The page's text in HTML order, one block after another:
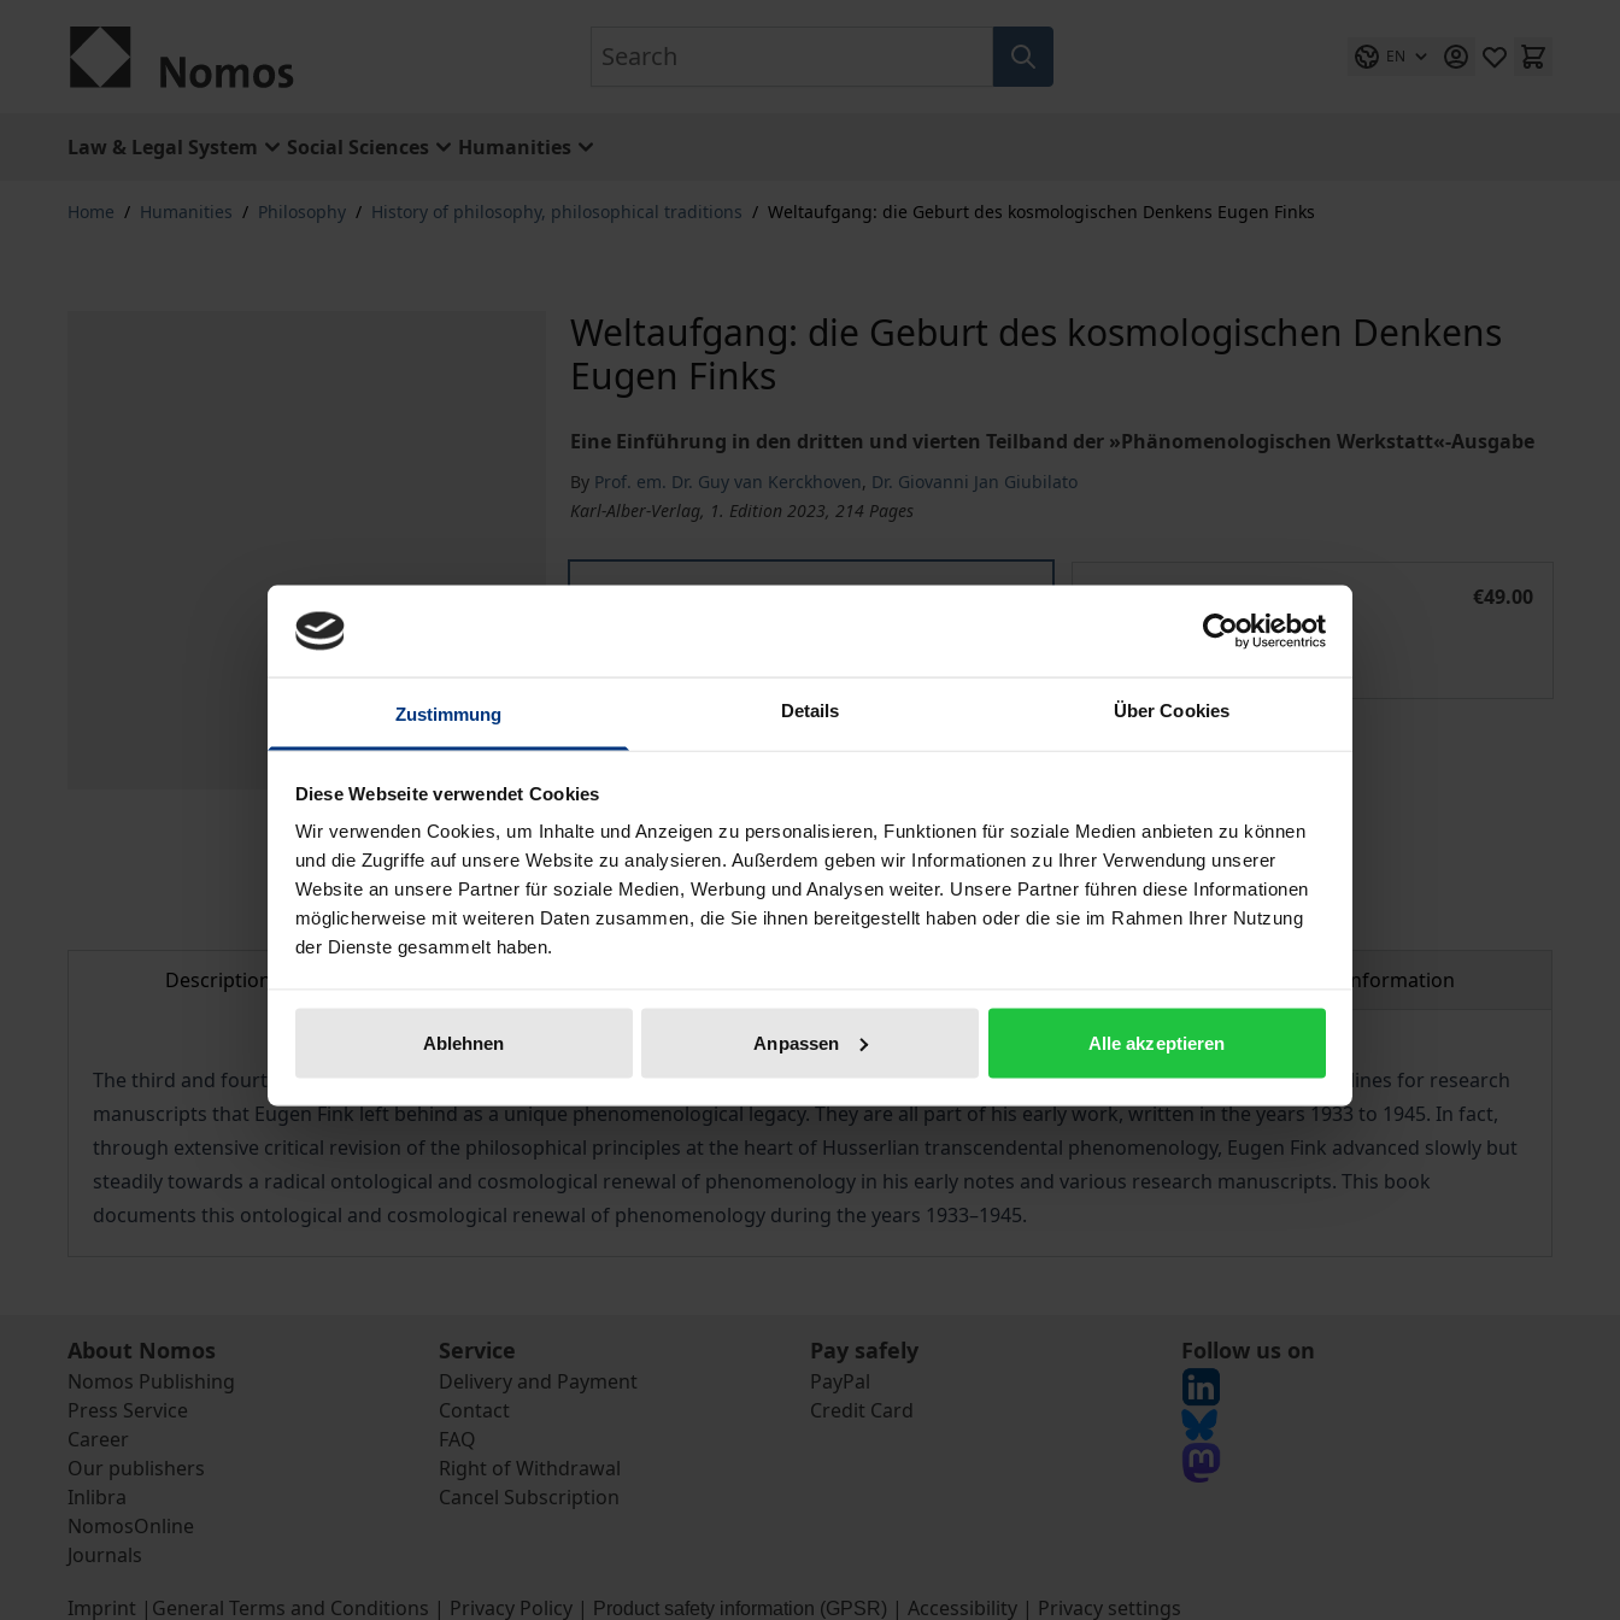
Zustimmung Details Über Cookies
Diese Webseite verwendet Cookies
Wir verwenden Cookies, um Inhalte und Anzeigen zu personalisieren, Funktionen für soziale Medien anbieten zu können
und die Zugriffe auf unsere Website zu analysieren. Außerdem geben wir Informationen zu Ihrer Verwendung unserer
Website an unsere Partner für soziale Medien, Werbung und Analysen weiter. Unsere Partner führen diese Informationen
möglicherweise mit weiteren Daten zusammen, die Sie ihnen bereitgestellt haben oder die sie im Rahmen Ihrer Nutzung
der Dienste gesammelt haben.
Ablehnen Anpassen Alle akzeptieren
EN
Law & Legal System Social Sciences Humanities
Home / Humanities / Philosophy / History of philosophy, philosophical traditions / Weltaufgang: die Geburt des kosmologischen Denkens Eugen Finks
Weltaufgang: die Geburt des kosmologischen Denkens
Eugen Finks
Eine Einführung in den dritten und vierten Teilband der »Phänomenologischen Werkstatt«-Ausgabe
By Prof. em. Dr. Guy van Kerckhoven, Dr. Giovanni Jan Giubilato
Karl-Alber-Verlag, 1. Edition 2023, 214 Pages
€49.00
ISBN 978-3-495-99521-1
Prices include VAT. Depending on the delivery address, VAT may vary at checkout.
Delivery cost notice
Description Product safety information
The third and fourth volumes of the ‘Phenomenological Workshop’ disclose in detail the entire mass of notes, drafts for seminars and outlines for research
manuscripts that Eugen Fink left behind as a unique phenomenological legacy. They are all part of his early work, written in the years 1933 to 1945. In fact,
through extensive critical revision of the philosophical principles at the heart of Husserlian transcendental phenomenology, Eugen Fink advanced slowly but
steadily towards a radical ontological and cosmological renewal of phenomenology in his early notes and various research manuscripts. This book
documents this ontological and cosmological renewal of phenomenology during the years 1933–1945.
About Nomos
Nomos Publishing
Press Service
Career
Our publishers
Inlibra
NomosOnline
Journals
Service
Delivery and Payment
Contact
FAQ
Right of Withdrawal
Cancel Subscription
Pay safely
PayPal
Credit Card
Follow us on
Imprint | General Terms and Conditions | Privacy Policy | Product safety information (GPSR) | Accessibility | Privacy settings